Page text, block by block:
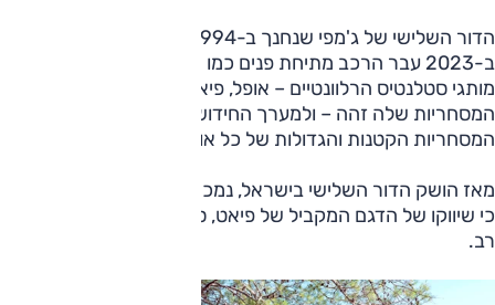
ב-2023 עבר הרכב מתיחת פנים כמו יתר הדגמים הקרובים של
מותגי סטלנטיס הרלוונטיים – אופל, פיאט, פיג'ו; גם טויוטה שקו
המסחריות שלה זהה – ולמערך החידושים הזה הצטרפו גם
המסחריות הקטנות והגדולות של כל אותם מותגים.
כי שיווקו של הדגם המקביל של פיאט, סקודו, החל לפני זמן לא
רב.